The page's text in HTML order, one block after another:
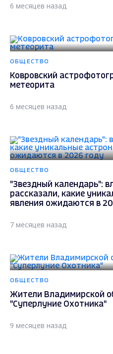
6 месяцев назад
ОБЩЕСТВО
Ковровский
метеорита
6 месяцев назад
ОБЩЕСТВО
"Звездный календарь":
рассказали, какие
явления ожидаются в
7 месяцев назад
ОБЩЕСТВО
Жители Владимирской
"Суперлуние Охотника"
9 месяцев назад